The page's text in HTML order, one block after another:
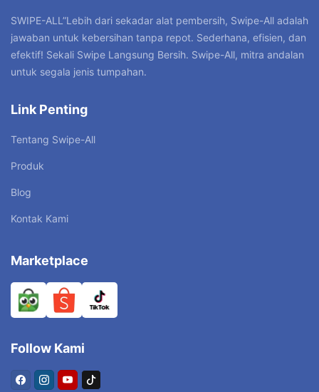
SWIPE-ALL”Lebih dari sekadar alat pembersih, Swipe-All adalah
jawaban untuk kebersihan tanpa repot. Sederhana, efisien, dan
efektif! Sekali Swipe Langsung Bersih. Swipe-All, mitra andalan
untuk segala jenis tumpahan.
Link Penting
Tentang Swipe-All
Produk
Blog
Kontak Kami
Marketplace
Follow Kami